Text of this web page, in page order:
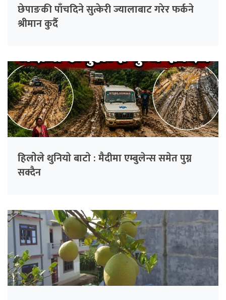
छेपाङकी पाँचदिने सुत्केरी ज्यालाबाट गरेर फर्कने
श्रीमान कुर्दै
हिलाेेले थुनियाे बाटाे : मैदीमा एम्बुलेन्स समेत पुग्न
सक्दैन